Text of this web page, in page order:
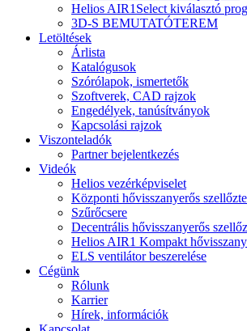
Helios AIR1Select kiválasztó
3D-S BEMUTATÓTEREM
Letöltések
Árlista
Katalógusok
Szórólapok, ismertetők
Szoftverek, CAD rajzok
Engedélyek, tanúsítványok
Kapcsolási rajzok
Viszonteladók
Partner bejelentkezés
Videók
Helios vezérképviselet
Központi hővisszanyerős
Szűrőcsere
Decentrális hővisszanyerős
Helios AIR1 Kompakt
ELS ventilátor beszerelése
Cégünk
Rólunk
Karrier
Hírek, információk